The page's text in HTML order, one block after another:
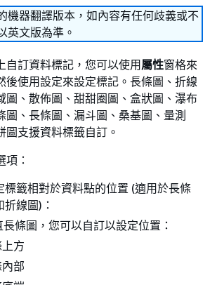
機器翻譯版本，如內容有任何歧義或不
英文版為準。
自訂資料標記，您可以使用 屬性窗格來
後使用設定來設定標記。長條圖、折線
圖、散佈圖、甜甜圈圖、盒狀圖、瀑布
圖、長條圖、漏斗圖、桑基圖、量測
圖支援資料標籤自訂。
：
標籤相對於資料點的位置 (適用於長條
線圖)：
條圖，您可以自訂以設定位置：
方
部